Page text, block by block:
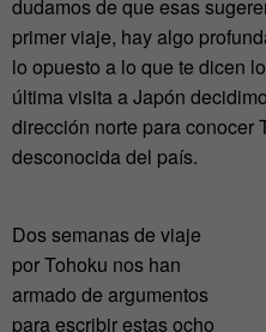
dudamos de que esas
primer viaje, hay algo
lo opuesto a lo que te dicen
última visita a Japón
dirección norte para conocer
desconocida del país.
Dos semanas de viaje
por Tohoku nos han
armado de argumentos
para escribir estas ocho